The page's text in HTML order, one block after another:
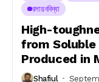
রসায়নবিদ্যা
High-
from Soluble
Produced in
Shafiul